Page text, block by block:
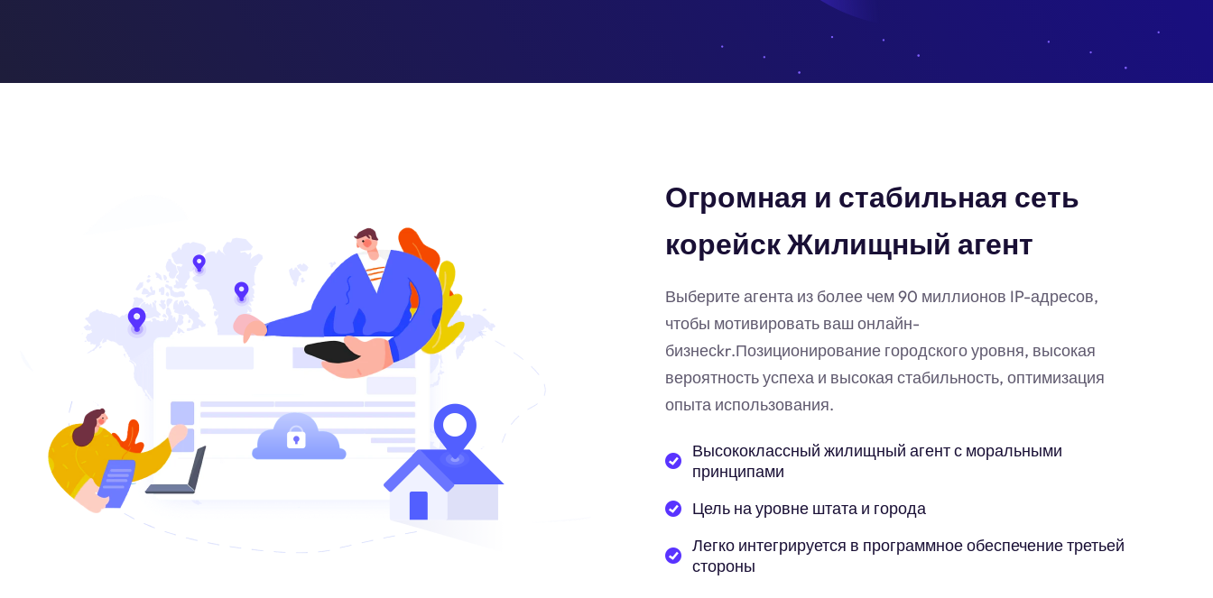
Огромная и стабильная сеть
корейск Жилищный агент
Выберите агента из более чем 90 миллионов IP-адресов,
чтобы мотивировать ваш онлайн-
бизнесkr.Позиционирование городского уровня, высокая
вероятность успеха и высокая стабильность, оптимизация
опыта использования.
Высококлассный жилищный агент с моральными
принципами
Цель на уровне штата и города
Легко интегрируется в программное обеспечение третьей
стороны